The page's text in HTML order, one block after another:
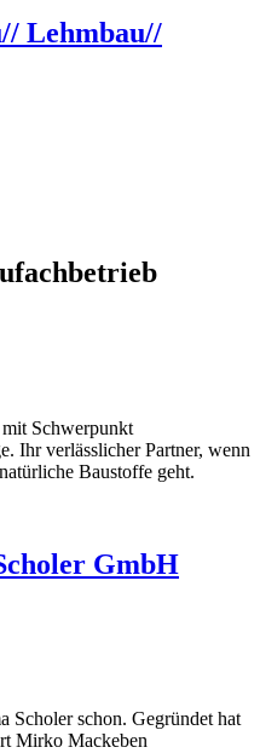
Lehmbau//
Schwerpunkt
Ihr verlässlicher Partner, wenn
Baustoffe geht.
GmbH
Scholer schon. Gegründet hat
Mirko Mackeben